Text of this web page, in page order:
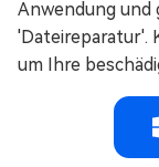
Anwendung und
'Dateireparatur'.
um Ihre